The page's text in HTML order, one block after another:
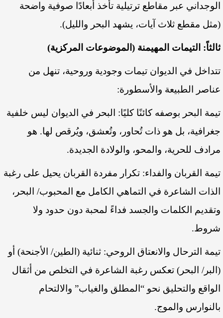
الوجداني عبر مقاطع ترتيلية تأخذ أبعادًا صوفية واضحة
(مثل مقطع ثلاث آيات، يشهد البحر والليل).
ثالثاً: التيمات المهيمنة (الموضوعات المركزية)
تتداخل في الديوان تيمات وجودية وروحية، تنهل من
عناصر الطبيعة والأسطورة:
تيمة البحر بوصفه كائنًا كليًا: البحر في الديوان ليس خلفية
جغرافية، بل هو ذات تُحاور، وتُعشق، ويُرقص لها. هو
مرادف للحرية، والمحو، والولادة الجديدة.
تيمة القربان والفداء: تكرار مفردة القربان يحيل على رغبة
الذات الشاعرة في التماهي الكامل مع المحبوب/ البحر،
وتقديم الكلمات والجسد فداءً لمحبة دون حدود ولا
شروط.
تيمة الترحال والانعتاق الروحي: ثنائية (الطين/ الأجنحة) أو
(البر/ البحر) تعكس رغبة الشاعرة في التخلص من أثقال
الواقع والتحليق نحو “المطلق والغياب” والالتحام
بالنوارس والموج.